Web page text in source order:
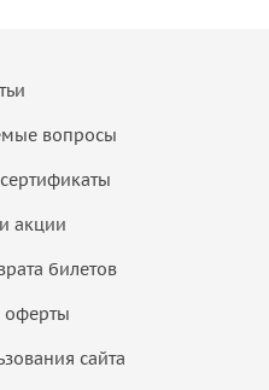
вопросы
акции
билетов
оферты
сайта